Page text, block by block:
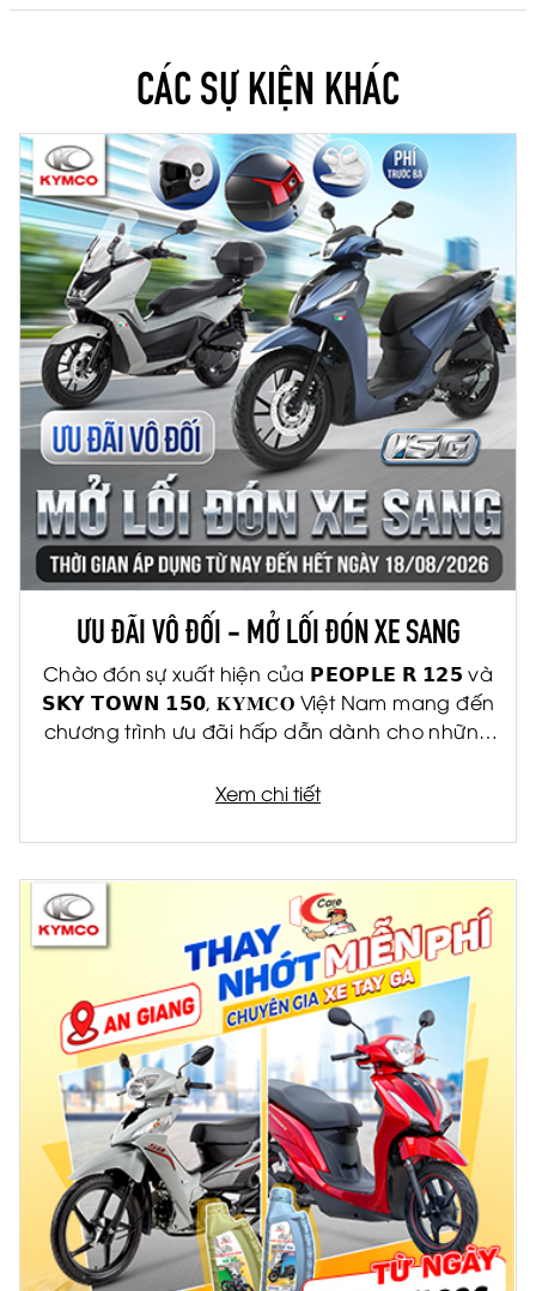
CÁC SỰ KIỆN KHÁC
ƯU ĐÃI VÔ ĐỐI - MỞ LỐI ĐÓN XE SANG
Chào đón sự xuất hiện của 𝗣𝗘𝗢𝗣𝗟𝗘 𝗥 𝟭𝟮𝟱 và
𝗦𝗞𝗬 𝗧𝗢𝗪𝗡 𝟭𝟱𝟬, 𝐊𝐘𝐌𝐂𝐎 Việt Nam mang đến
chương trình ưu đãi hấp dẫn dành cho những
Xem chi tiết